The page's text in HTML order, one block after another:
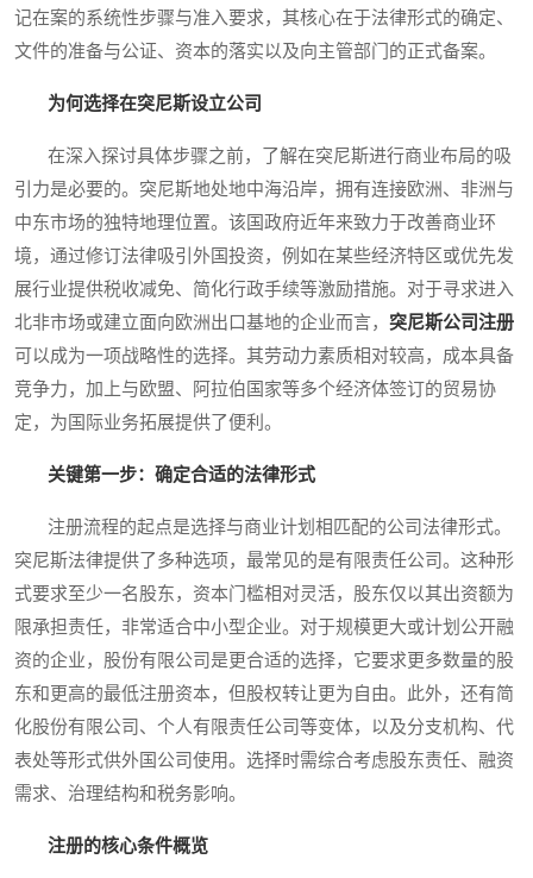
记在案的系统性步骤与准入要求，其核心在于法律形式的确定、
文件的准备与公证、资本的落实以及向主管部门的正式备案。
为何选择在突尼斯设立公司
在深入探讨具体步骤之前，了解在突尼斯进行商业布局的吸
引力是必要的。突尼斯地处地中海沿岸，拥有连接欧洲、非洲与
中东市场的独特地理位置。该国政府近年来致力于改善商业环
境，通过修订法律吸引外国投资，例如在某些经济特区或优先发
展行业提供税收减免、简化行政手续等激励措施。对于寻求进入
北非市场或建立面向欧洲出口基地的企业而言， 突尼斯公司注册
可以成为一项战略性的选择。其劳动力素质相对较高，成本具备
竞争力，加上与欧盟、阿拉伯国家等多个经济体签订的贸易协
定，为国际业务拓展提供了便利。
关键第一步：确定合适的法律形式
注册流程的起点是选择与商业计划相匹配的公司法律形式。
突尼斯法律提供了多种选项，最常见的是有限责任公司。这种形
式要求至少一名股东，资本门槛相对灵活，股东仅以其出资额为
限承担责任，非常适合中小型企业。对于规模更大或计划公开融
资的企业，股份有限公司是更合适的选择，它要求更多数量的股
东和更高的最低注册资本，但股权转让更为自由。此外，还有简
化股份有限公司、个人有限责任公司等变体，以及分支机构、代
表处等形式供外国公司使用。选择时需综合考虑股东责任、融资
需求、治理结构和税务影响。
注册的核心条件概览